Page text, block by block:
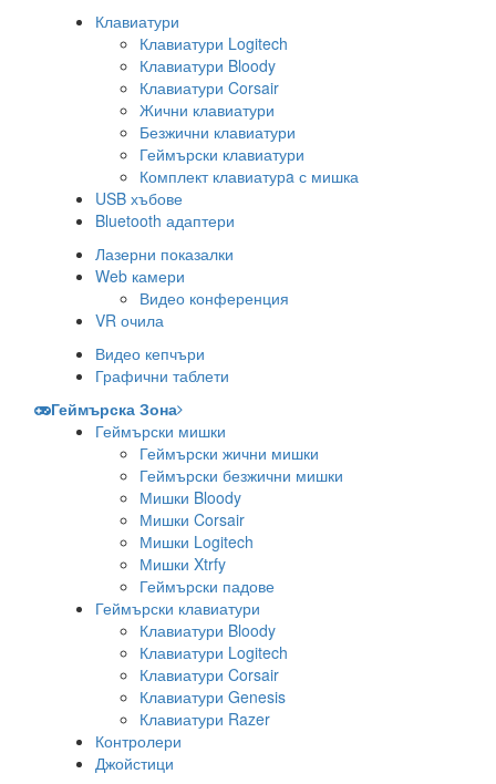
Клавиатури
Клавиатури Logitech
Клавиатури Bloody
Клавиатури Corsair
Жични клавиатури
Безжични клавиатури
Геймърски клавиатури
Комплект клавиатурa с мишка
USB хъбове
Bluetooth адаптери
Лазерни показалки
Web камери
Видео конференция
VR очила
Видео кепчъри
Графични таблети
Геймърска Зона
Геймърски мишки
Геймърски жични мишки
Геймърски безжични мишки
Мишки Bloody
Мишки Corsair
Мишки Logitech
Мишки Xtrfy
Геймърски падове
Геймърски клавиатури
Клавиатури Bloody
Клавиатури Logitech
Клавиатури Corsair
Клавиатури Genesis
Клавиатури Razer
Контролери
Джойстици